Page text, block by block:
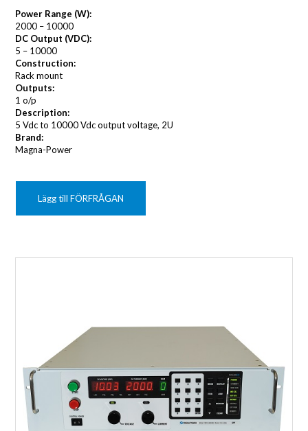
Power Range (W):
2000 – 10000
DC Output (VDC):
5 – 10000
Construction:
Rack mount
Outputs:
1 o/p
Description:
5 Vdc to 10000 Vdc output voltage, 2U
Brand:
Magna-Power
Lägg till FÖRFRÅGAN